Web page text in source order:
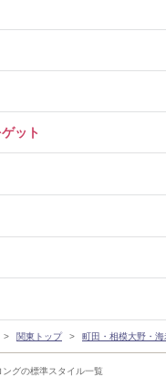
グの標準スタイル一覧
ット
関東トップ 町田・相模大野・